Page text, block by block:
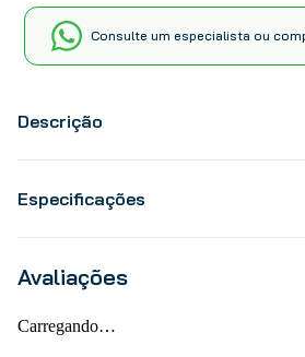
Consulte um especialista ou
Descrição
Especificações
Avaliações
Carregando…